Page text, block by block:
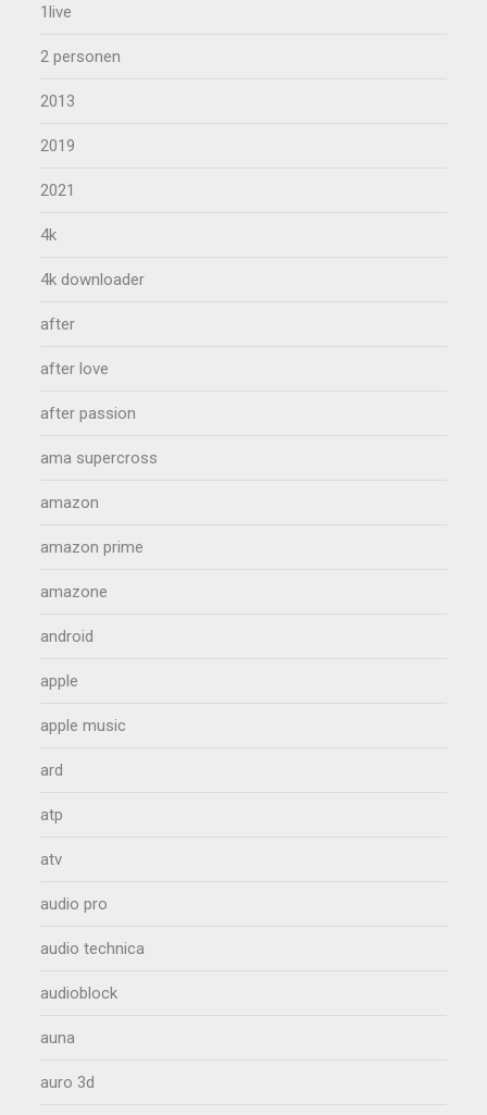
1live
2 personen
2013
2019
2021
4k
4k downloader
after
after love
after passion
ama supercross
amazon
amazon prime
amazone
android
apple
apple music
ard
atp
atv
audio pro
audio technica
audioblock
auna
auro 3d